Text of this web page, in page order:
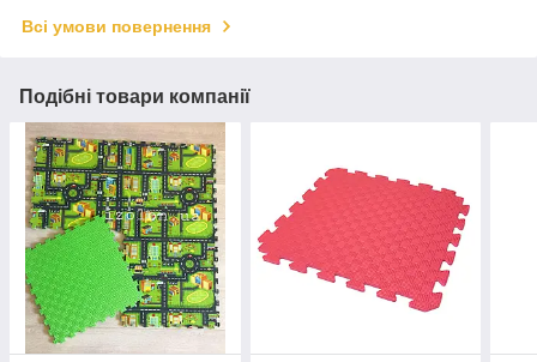
Всі умови повернення
Подібні товари компанії